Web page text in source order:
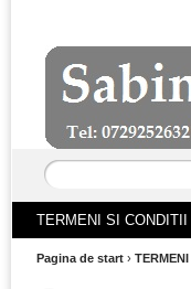
TERMENI SI
Pagina de start ›